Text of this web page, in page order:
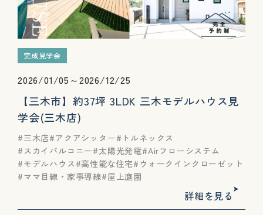
完成見学会
2026/01/05～2026/12/25
【三木市】約37坪 3LDK 三木モデルハウス見
学会(三木店)
三木店 アクアシッター
トルネックス
スカイバルコニー
太陽光発電 Airフローシステム
モデルハウス
高性能な住宅
ウォークインクローゼット
ママ目線・家事導線 屋上庭園
詳細を見る